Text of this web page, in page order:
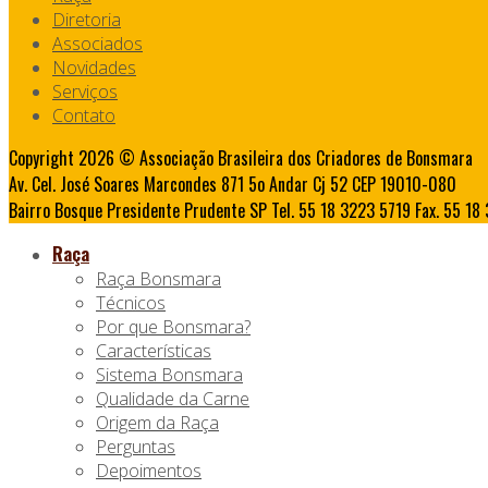
Diretoria
Associados
Novidades
Serviços
Contato
Copyright 2026 © Associação Brasileira dos Criadores de Bonsmara
Av. Cel. José Soares Marcondes 871 5o Andar Cj 52 CEP 19010-080
Bairro Bosque Presidente Prudente SP Tel. 55 18 3223 5719 Fax. 55
Raça
Raça Bonsmara
Técnicos
Por que Bonsmara?
Características
Sistema Bonsmara
Qualidade da Carne
Origem da Raça
Perguntas
Depoimentos